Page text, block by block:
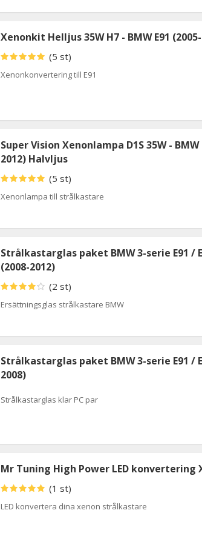
Xenonkit Helljus 35W H7 - BMW E91
(5 st)
Xenonkonvertering till E91
Super Vision Xenonlampa D1S 35W - BMW
2012) Halvljus
(5 st)
Xenonlampa till strålkastare
Strålkastarglas paket BMW 3-serie E91 /
(2008-2012)
(2 st)
Ersättningsglas strålkastare BMW
Strålkastarglas paket BMW 3-serie E91 /
2008)
Strålkastarglas klar PC par
Mr Tuning High Power LED konvertering
(1 st)
LED konvertera dina xenon strålkastare